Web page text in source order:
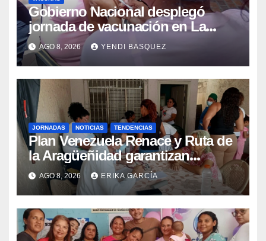
Gobierno Nacional desplegó
jornada de vacunación en La
Guaira para garantizar protección
epidemiológica
AGO 8, 2026 YENDI BASQUEZ
JORNADAS NOTICIAS TENDENCIAS
Plan Venezuela Renace y Ruta de
la Aragüeñidad garantizan
atención médica integral en
Aragua
AGO 8, 2026 ERIKA GARCÍA